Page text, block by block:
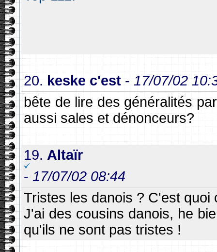
20. keske c'est - 17/07/02
bête de lire des généralités
aussi sales et dénonceurs?
19. Altaïr
- 17/07/02 08:44
Tristes les danois ? C'est quoi
J'ai des cousins danois, he
qu'ils ne sont pas tristes !